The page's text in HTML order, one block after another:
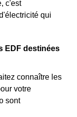
c'est
qui
EDF destinées
connaître les
votre
sont